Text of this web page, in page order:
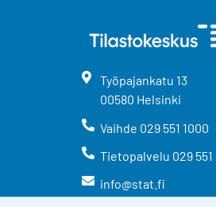
Työpajankatu 13
00580 Helsinki
Vaihde 029 551 1000
Tietopalvelu 029
info@stat.fi